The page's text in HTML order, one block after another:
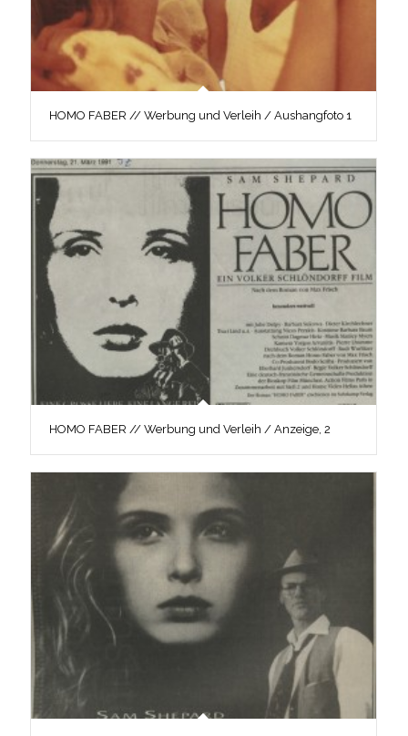
HOMO FABER // Werbung und Verleih / Aushangfoto 1
HOMO FABER // Werbung und Verleih / Anzeige, 2